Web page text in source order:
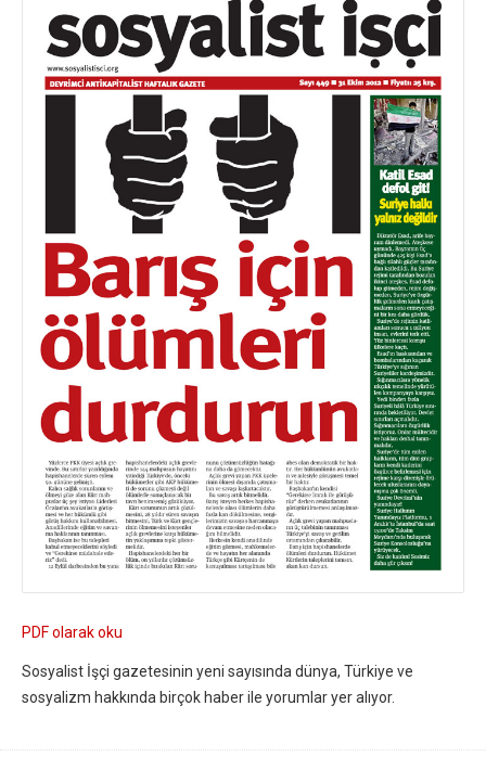
PDF olarak oku
Sosyalist İşçi gazetesinin yeni sayısında dünya, Türkiye ve
sosyalizm hakkında birçok haber ile yorumlar yer alıyor.